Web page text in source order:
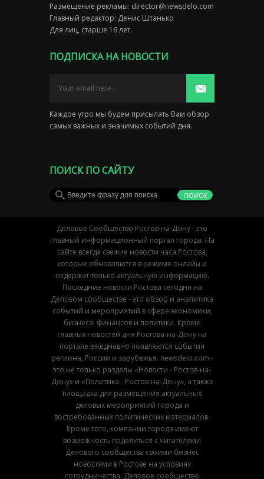
Размещение рекламы: director@newsdelo.com
Главный редактор: Денис Штанько
Для лиц, старше 16 лет.
ПОДПИСКА НА НОВОСТИ
Каждое утро мы будем присылать Вам обзор
самых важных и значимых событий дня.
ПОИСК ПО САЙТУ
Деловое Сообщество Ростов-на-Дону - это
главный информационный портал города. На
сайте всегда свежие новости часа Ростова,
которые обновляются в режиме онлайн и
содержат только актуальную информацию.
Последние новости Ростова сегодня на
Деловом сообществе - это обзор и аналитика
событий и мероприятий в сфере экономики,
бизнеса, финансов и политики. Кроме
главных новостей дня Ростова-на-Дону на
портале ежедневно появляются события
региона, России и зарубежья. newsdelo.com -
это не только разделы «Новости - Ростов-на-
Дону» и «Политика - Ростов-на-Дону», а также
площадка для размещения актуальных
деловых мероприятий города и
востребованных политических материалов.
Кроме того, компании города имеют
возможность поделиться с читателями
Делового сообщества своими бизнес
новостями в Ростове на условиях
сотрудничества. Деловое сообщество